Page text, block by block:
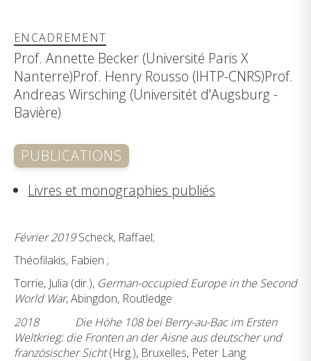
ENCADREMENT
Prof. Annette Becker (Université Paris X
Nanterre)Prof. Henry Rousso (IHTP-CNRS)Prof.
Andreas Wirsching (Universitét d'Augsburg -
Bavière)
PUBLICATIONS
Livres et monographies publiés
Février 2019Scheck, Raffael;
Théofilakis, Fabien ;
Torrie, Julia (dir.), German-occupied Europe in the Second
World War, Abingdon, Routledge
2018
Die Höhe 108 bei Berry-au-Bac im Ersten
Weltkrieg: die Fronten an der Aisne aus deutscher und
französischer Sicht(Hrg.), Bruxelles, Peter Lang